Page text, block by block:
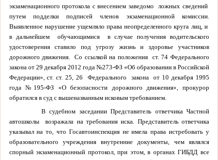
экзаменационного протокола с внесением заведомо
ложных сведений
путем подделки подписей членов экзаменационной комиссии.
Выявленное нарушение ущемляло права неопределенного круга лиц, и
в дальнейшем
обучающимися
в случае получения водительского
удостоверения ставило под угрозу жизнь и здоровье участников
дорожного движения.
Со ссылкой на положения
ст. 74 Федерального
закона от 29 декабря 2012 года №273-ФЗ «Об образовании в Российской
Федерации», ст. ст. 25, 26
Федерального закона
от 10 декабря 1995
года №195-ФЗ «О безопасности дорожного движения», прокурор
обратился в суд с вышеназванным исковым требованием.
В судебном заседании Представитель ответчика Частной
автошколы
возражала на требования иска. Представитель ответчика
указывал на то, что Госавтоинспекция не имела права истребовать у
образовательного учреждения внутренние документы, чем являлся
спорный экзаменационный протокол, при этом, в органах ГИБДД все